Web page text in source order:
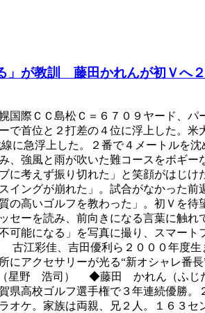
」が教訓 藤田かれんが初Ｖへ
際ＣＣ島松Ｃ＝６７０９ヤード、
首位と２打差の４位に浮上した。
急浮上した。２番で４メートルを沈
強風と雨が吹いた難コースをボギ
に考えず振り切れた」と笑顔がはじ
ングが崩れた」。試合がなかった
の高いゴルフを教わった」。初Ｖを
ーを読み、前向きになる言葉に触
能になる」を写真に撮り、スマー
江彩佳、吉田優利ら２０００年度
アクセサリーが光る“新オシャレ番
（星野 浩司） ◆藤田 かれん（ふじ
高校ゴルフ選手権で３年連続優勝
ケ。家族は両親、兄２人。１６３セ